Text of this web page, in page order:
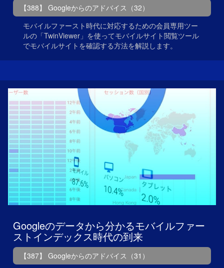
【388】 Googleからのアドバイス（32）
モバイルファースト時代に対応するための会員専用ツー
ルの「TwinViewer」を使ってモバイルサイト閲覧ツール
でモバイルサイトを確認する方法を解説します。
Googleのデータから分かるモバイルファー
ストインデックス時代の到来
【387】 Googleからのアドバイス（31）